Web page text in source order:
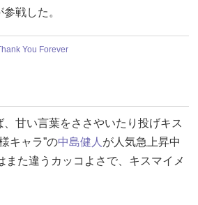
参戦した。
You Forever
甘い言葉をささやいたり投げキス
キャラ”の中島健人 が人気急上昇中
また違うカッコよさで、キスマイメ